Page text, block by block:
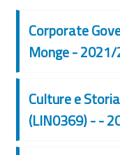
Corporate
Monge -
Culture e
(LIN0369) - -